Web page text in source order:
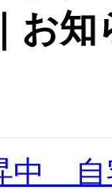
お知
中 自